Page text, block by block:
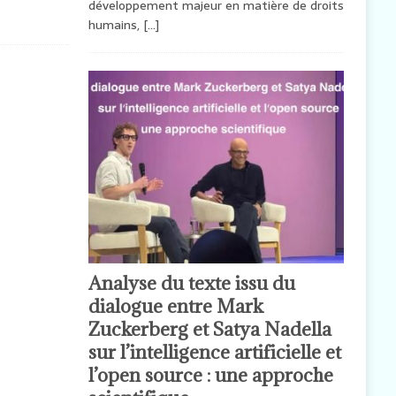
développement majeur en matière de droits
humains, […]
Analyse du texte issu du
dialogue entre Mark
Zuckerberg et Satya Nadella
sur l’intelligence artificielle et
l’open source : une approche